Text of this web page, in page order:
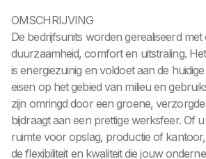
OMSCHRIJVING
De bedrijfsunits worden gerealiseerd
duurzaamheid, comfort en uitstraling.
is energiezuinig en voldoet aan de
eisen op het gebied van milieu en
zijn omringd door een groene,
bijdraagt aan een prettige werksfeer. Of
ruimte voor opslag, productie of
de flexibiliteit en kwaliteit die jouw